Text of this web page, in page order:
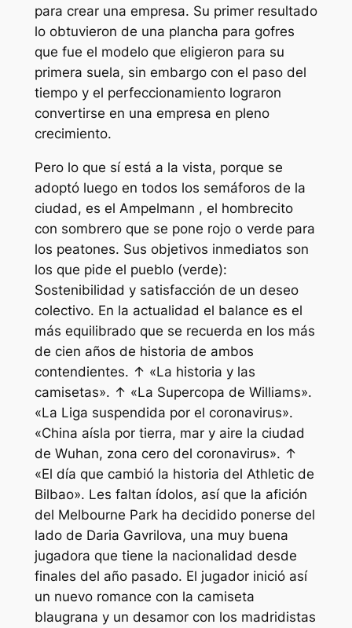
para crear una empresa. Su primer resultado
lo obtuvieron de una plancha para gofres
que fue el modelo que eligieron para su
primera suela, sin embargo con el paso del
tiempo y el perfeccionamiento lograron
convertirse en una empresa en pleno
crecimiento.
Pero lo que sí está a la vista, porque se
adoptó luego en todos los semáforos de la
ciudad, es el Ampelmann , el hombrecito
con sombrero que se pone rojo o verde para
los peatones. Sus objetivos inmediatos son
los que pide el pueblo (verde):
Sostenibilidad y satisfacción de un deseo
colectivo. En la actualidad el balance es el
más equilibrado que se recuerda en los más
de cien años de historia de ambos
contendientes. ↑ «La historia y las
camisetas». ↑ «La Supercopa de Williams».
«La Liga suspendida por el coronavirus».
«China aísla por tierra, mar y aire la ciudad
de Wuhan, zona cero del coronavirus». ↑
«El día que cambió la historia del Athletic de
Bilbao». Les faltan ídolos, así que la afición
del Melbourne Park ha decidido ponerse del
lado de Daria Gavrilova, una muy buena
jugadora que tiene la nacionalidad desde
finales del año pasado. El jugador inició así
un nuevo romance con la camiseta
blaugrana y un desamor con los madridistas